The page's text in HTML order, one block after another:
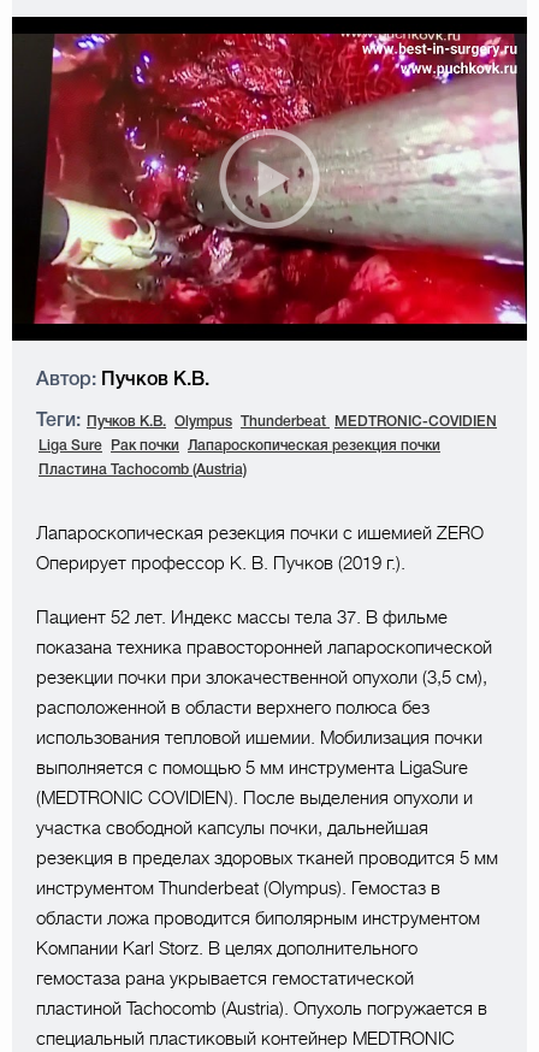
Автор: Пучков К.В.
Теги: Пучков К.В. Olympus Thunderbeat
MEDTRONIC-COVIDIEN
Liga Sure
Рак почки
Лапароскопическая резекция почки
Пластина Tachocomb (Austria)
Лапароскопическая резекция почки с ишемией ZERO
Оперирует профессор К. В. Пучков (2019 г.).
Пациент 52 лет. Индекс массы тела 37. В фильме
показана техника правосторонней лапароскопической
резекции почки при злокачественной опухоли (3,5 см),
расположенной в области верхнего полюса без
использования тепловой ишемии. Мобилизация почки
выполняется с помощью 5 мм инструмента LigaSure
(MEDTRONIC COVIDIEN). После выделения опухоли и
участка свободной капсулы почки, дальнейшая
резекция в пределах здоровых тканей проводится 5 мм
инструментом Thunderbeat (Olympus). Гемостаз в
области ложа проводится биполярным инструментом
Компании Karl Storz. В целях дополнительного
гемостаза рана укрывается гемостатической
пластиной Tachocomb (Austria). Опухоль погружается в
специальный пластиковый контейнер MEDTRONIC